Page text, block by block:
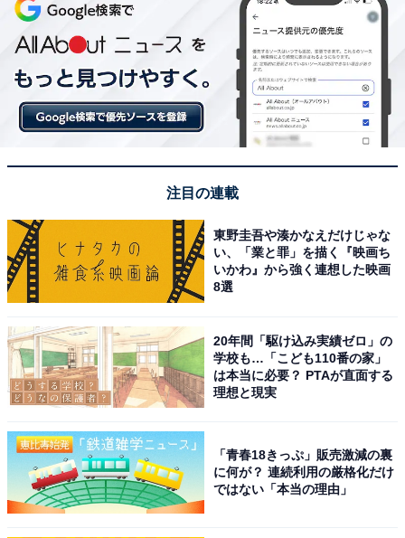
注目の連載
東野圭吾や湊かなえだけじゃな
い、「業と罪」を描く『映画ち
いかわ』から強く連想した映画
8選
20年間「駆け込み実績ゼロ」の
学校も…「こども110番の家」
は本当に必要？ PTAが直面する
理想と現実
「青春18きっぷ」販売激減の裏
に何が？ 連続利用の厳格化だけ
ではない「本当の理由」